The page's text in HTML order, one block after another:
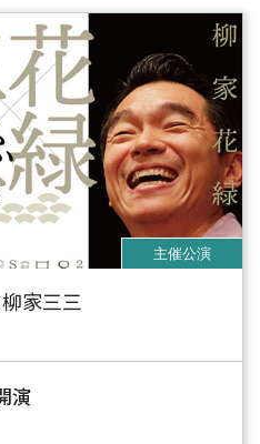
家三三
演